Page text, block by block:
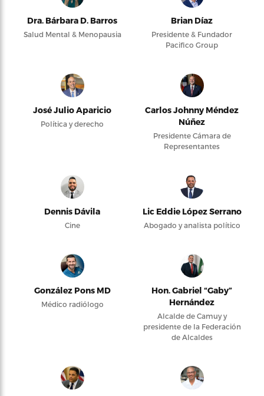
Dra. Bárbara D. Barros
Salud Mental & Menopausia
Brian Díaz
Presidente & Fundador
Pacifico Group
José Julio Aparicio
Política y derecho
Carlos Johnny Méndez
Núñez
Presidente Cámara de
Representantes
Dennis Dávila
Cine
Lic Eddie López Serrano
Abogado y analista político
González Pons MD
Médico radiólogo
Hon. Gabriel “Gaby”
Hernández
Alcalde de Camuy y
presidente de la Federación
de Alcaldes